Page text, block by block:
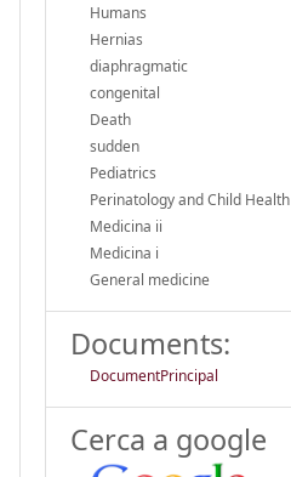
Humans
Hernias
diaphragmatic
congenital
Death
sudden
Pediatrics
Perinatology and Child Health
Medicina ii
Medicina i
General medicine
Documents:
DocumentPrincipal
Cerca a google